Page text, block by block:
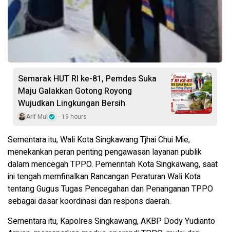
Semarak HUT RI ke-81, Pemdes Suka
Maju Galakkan Gotong Royong
Wujudkan Lingkungan Bersih
Arif Mul 19 hours
Sementara itu, Wali Kota Singkawang Tjhai Chui Mie,
menekankan peran penting pengawasan layanan publik
dalam mencegah TPPO. Pemerintah Kota Singkawang, saat
ini tengah memfinalkan Rancangan Peraturan Wali Kota
tentang Gugus Tugas Pencegahan dan Penanganan TPPO
sebagai dasar koordinasi dan respons daerah.
Sementara itu, Kapolres Singkawang, AKBP Dody Yudianto